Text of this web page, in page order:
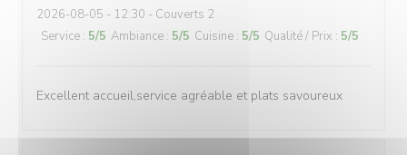
2026-08-05 - 12:30 - Couverts 2
Service : 5/5 Ambiance : 5/5 Cuisine : 5/5 Qualité / Prix : 5/5
Excellent accueil,service agréable et plats savoureux